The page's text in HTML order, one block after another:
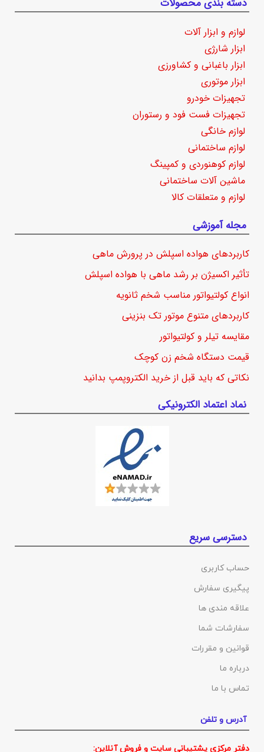
لوازم و ابزار آلات
ابزار شارژی
ابزار باغبانی و کشاورزی
ابزار موتوری
تجهیزات خودرو
تجهیزات فست فود و رستوران
لوازم خانگی
لوازم ساختمانی
لوازم کوهنوردی و کمپینگ
ماشین آلات ساختمانی
لوازم و متعلقات کالا
مجله آموزشی
کاربردهای هواده اسپلش در پرورش ماهی
تأثیر اکسیژن بر رشد ماهی با هواده اسپلش
انواع کولتیواتور مناسب شخم ثانویه
کاربردهای متنوع موتور تک بنزینی
مقایسه تیلر و کولتیواتور
قیمت دستگاه شخم زن کوچک
نکاتی که باید قبل از خرید الکتروپمپ بدانید
نماد اعتماد الکترونیکی
دسترسی سریع
حساب کاربری
پیگیری سفارش
علاقه مندی ها
سفارشات شما
قوانین و مقررات
درباره ما
تماس با ما
آدرس و تلفن
دفتر مرکزی پشتیبانی سایت و فروش آنلاین: